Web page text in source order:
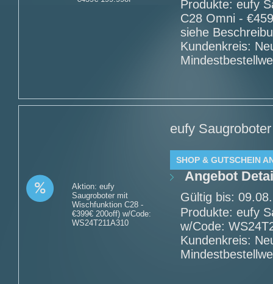
Produkte: eufy
C28 Omni -
siehe
Kundenkreis:
Aktion: eufy
Saugroboter mit
Wischfunktion C28 -
€399€ 200off) w/Code:
WS24T211A310
eufy
SHOP & GUTSCHEIN
Angebot
Gültig bis:
Produkte: eufy
w/Code:
Kundenkreis: